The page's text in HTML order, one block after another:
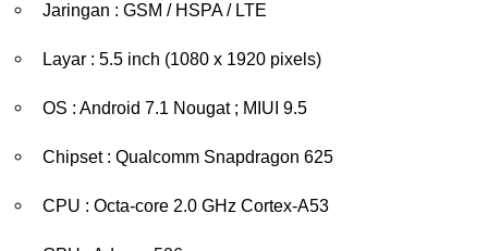
Jaringan : GSM / HSPA / LTE
Layar : 5.5 inch (1080 x 1920 pixels)
OS : Android 7.1 Nougat ; MIUI 9.5
Chipset : Qualcomm Snapdragon 625
CPU : Octa-core 2.0 GHz Cortex-A53